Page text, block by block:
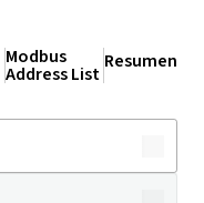
Modbus
Address List
Resumen